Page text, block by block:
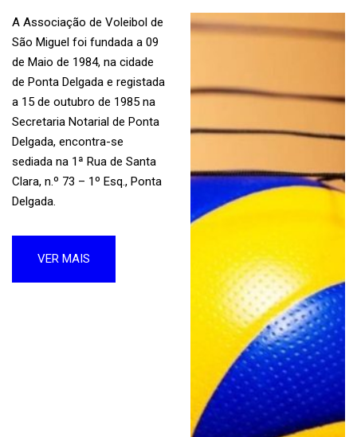
A Associação de Voleibol de
São Miguel foi fundada a 09
de Maio de 1984, na cidade
de Ponta Delgada e registada
a 15 de outubro de 1985 na
Secretaria Notarial de Ponta
Delgada, encontra-se
sediada na 1ª Rua de Santa
Clara, n.º 73 – 1º Esq., Ponta
Delgada.
VER MAIS